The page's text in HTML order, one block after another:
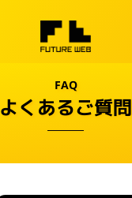
FAQ
よくあるご質問